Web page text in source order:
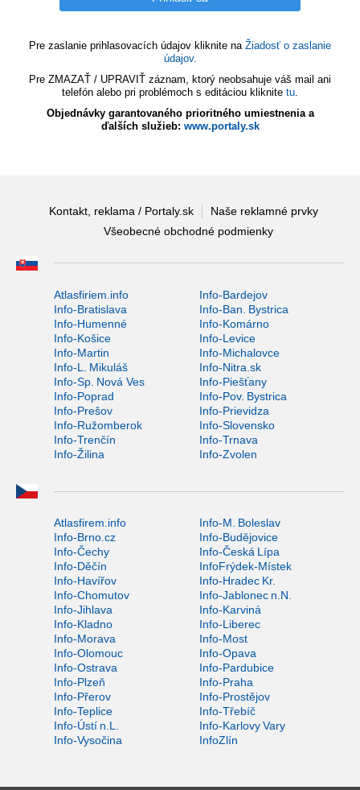
Pre zaslanie prihlasovacích údajov kliknite na Žiadosť o zaslanie
údajov.
Pre ZMAZAŤ / UPRAVIŤ záznam, ktorý neobsahuje váš mail ani
telefón alebo pri problémoch s editáciou kliknite tu.
Objednávky garantovaného prioritného umiestnenia a
ďalších služieb: www.portaly.sk
Kontakt, reklama / Portaly.sk
Naše reklamné prvky
Všeobecné obchodné podmienky
Atlasfiriem.info
Info-Bardejov
Info-Bratislava
Info-Ban. Bystrica
Info-Humenné
Info-Komárno
Info-Košice
Info-Levice
Info-Martin
Info-Michalovce
Info-L. Mikuláš
Info-Nitra.sk
Info-Sp. Nová Ves
Info-Piešťany
Info-Poprad
Info-Pov. Bystrica
Info-Prešov
Info-Prievidza
Info-Ružomberok
Info-Slovensko
Info-Trenčín
Info-Trnava
Info-Žilina
Info-Zvolen
Atlasfirem.info
Info-M. Boleslav
Info-Brno.cz
Info-Budějovice
Info-Čechy
Info-Česká Lípa
Info-Děčín
InfoFrýdek-Místek
Info-Havířov
Info-Hradec Kr.
Info-Chomutov
Info-Jablonec n.N.
Info-Jihlava
Info-Karviná
Info-Kladno
Info-Liberec
Info-Morava
Info-Most
Info-Olomouc
Info-Opava
Info-Ostrava
Info-Pardubice
Info-Plzeň
Info-Praha
Info-Přerov
Info-Prostějov
Info-Teplice
Info-Třebíč
Info-Ústí n.L.
Info-Karlovy Vary
Info-Vysočina
InfoZlín